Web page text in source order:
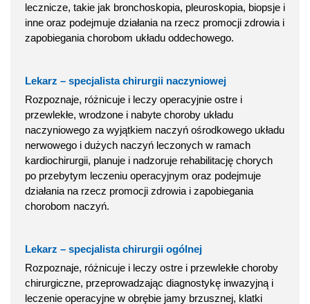
lecznicze, takie jak bronchoskopia, pleuroskopia, biopsje i
inne oraz podejmuje działania na rzecz promocji zdrowia i
zapobiegania chorobom układu oddechowego.
Lekarz – specjalista chirurgii naczyniowej
Rozpoznaje, różnicuje i leczy operacyjnie ostre i
przewlekłe, wrodzone i nabyte choroby układu
naczyniowego za wyjątkiem naczyń ośrodkowego układu
nerwowego i dużych naczyń leczonych w ramach
kardiochirurgii, planuje i nadzoruje rehabilitację chorych
po przebytym leczeniu operacyjnym oraz podejmuje
działania na rzecz promocji zdrowia i zapobiegania
chorobom naczyń.
Lekarz – specjalista chirurgii ogólnej
Rozpoznaje, różnicuje i leczy ostre i przewlekłe choroby
chirurgiczne, przeprowadzając diagnostykę inwazyjną i
leczenie operacyjne w obrębie jamy brzusznej, klatki